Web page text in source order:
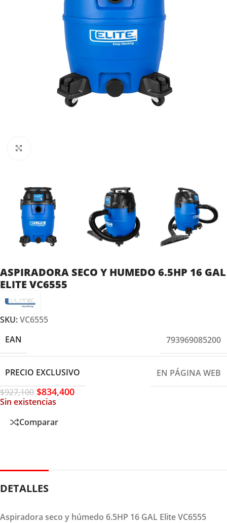
ASPIRADORA SECO Y HUMEDO 6.5HP 16 GAL
ELITE VC6555
SKU:VC6555
EAN
793969085200
PRECIO EXCLUSIVO
EN PÁGINA WEB
$927,100 $834,400
Sin existencias
Comparar
DETALLES
Aspiradora seco y húmedo 6.5HP 16 GAL Elite VC6555